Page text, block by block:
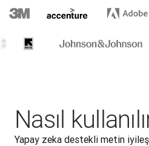
Nasıl
Yapay zeka destekli metin